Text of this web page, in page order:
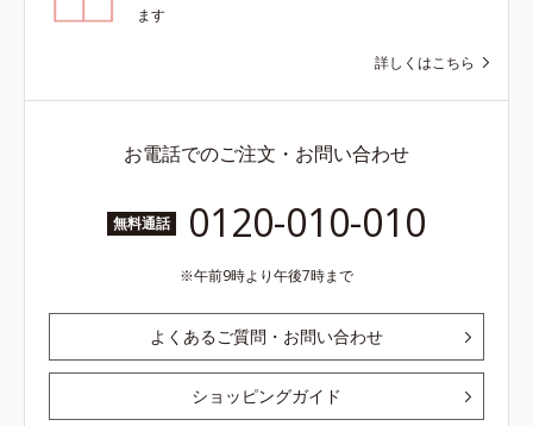
ます
詳しくはこちら
お電話でのご注文・お問い合わせ
無料通話 0120-010-010
午前9時より午後7時まで
よくあるご質問・お問い合わせ
ショッピングガイド